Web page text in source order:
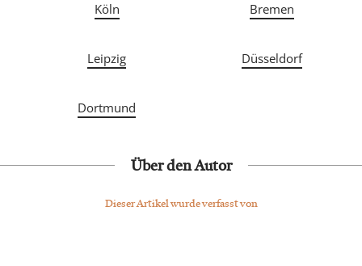
Köln Bremen
Leipzig Düsseldorf
Dortmund
Über den Autor
Dieser Artikel wurde verfasst von